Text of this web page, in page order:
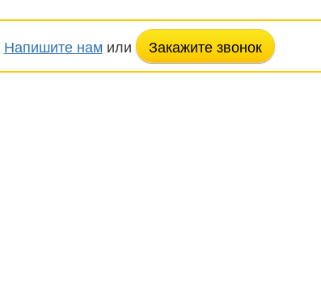
Напишите намили Закажите звонок